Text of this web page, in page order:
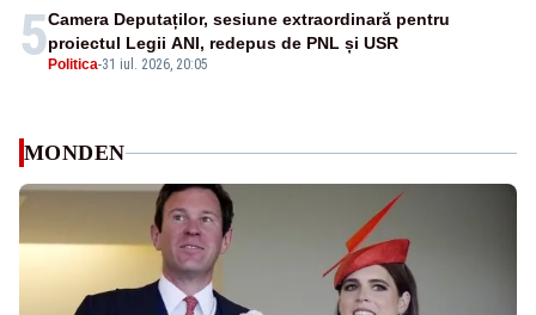
5 Politica-31 iul. 2026, 20:05
Camera Deputaților, sesiune extraordinară pentru
proiectul Legii ANI, redepus de PNL și USR
MONDEN